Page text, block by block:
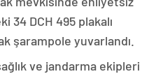
34 DCH 495 plakalı
şarampole yuvarlandı.
ve jandarma ekipleri